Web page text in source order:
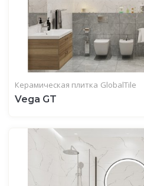
Керамическая плитка GlobalTile
Vega GT